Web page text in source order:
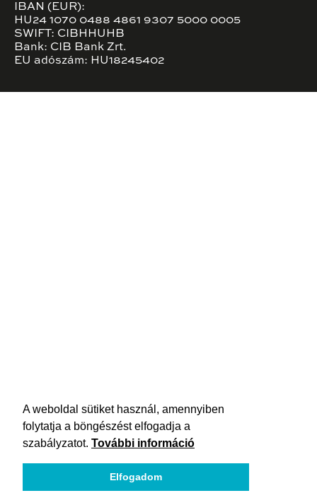
A weboldal sütiket használ, amennyiben
folytatja a böngészést elfogadja a
szabályzatot. További információ
Elfogadom
IBAN (EUR):
HU24 1070 0488 4861 9307 5000 0005
SWIFT: CIBHHUHB
Bank: CIB Bank Zrt.
EU adószám: HU18245402